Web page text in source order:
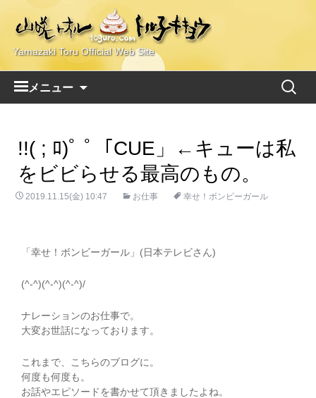
Yamazaki Toru Official Web Site
メニュー
ツ
へ
ス
キ
検
!!( ; ﾛ)ﾟ ﾟ「CUE」←キューは私
をビビらせる最高のもの。
2019.11.15(金) 10:47 お仕事 幸せ！ボンビーガール
「幸せ！ボンビーガール」(日本テレビさん)
(^-^)(^-^)(^-^)/
ナレーションのお仕事で。
大変お世話になっております。
これまで、こちらのブログに。
何度も何度も。
お話やエピソードを書かせて頂きましたよね。